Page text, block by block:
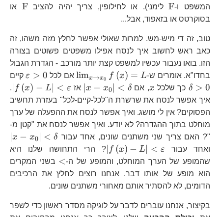
המשפט ו-
\text{F} F לימני). או לחילופין, צריך יהיה להציבF או
בסוקרטס או בזאפוד, אבל...
טוב, זה די מיש-מש. למרות שאולי אפשר לחלץ מזה משהו, זה
כאב ראש לחשוב איך לנסח אפילו משפטים פשוטים בצורה
הזו. בואו נעבור עכשיו למשפט קצת יותר מורכב - הגדרת הגבול
בחדו"א. אומרים ש-
\lim_{x\to
limx→x0 f (x) = L אם לכל ε > 0 קיים
\delta>0 δ > 0 כך שלכל x x, אם
\left|x-
x_{0}\right|
<\delta
∣x − x0 < δ אז f (x) − L∣ < ε
.
איך אפשר לנסח את שרשרת ה"לכל-קיים-לכל" בעזרת תחשיב
הפסוקים? אין לי מושג. ואיך אפשר לנסח את ההפעלה של ערך
מוחלט בתוך ההגדרה? לא יודע. ואיך אפשר לנסח את "קטן מ-
"? האם צריך שני משתנים שונים, אחד עבור
x − x0 < δ
ואחד עבור
\left|f\left(x\right)-
L\right|
<\varepsilon
∣ f (x) − L < ε
? הרי התחושה שלנו היא
שהמופע של הערך המוחלט, והמופע של ה-
<
< בשני המקרים
הוא מופע של אותו דבר. אנחנו רוצים לחלץ את הרכיבים
הדומים, לא להסתיר אותם מאחורי משתנים שונים.
בקיצור, אנחנו עוברים לדבר על לוגיקה מסדר ראשון כדי לשפר